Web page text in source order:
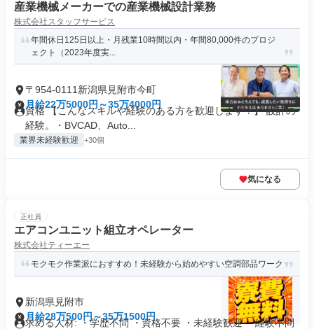
産業機械メーカーでの産業機械設計業務
株式会社スタッフサービス
年間休日125日以上・月残業10時間以内・年間80,000件のプロジ
ェクト（2023年度実...
〒954-0111新潟県見附市今町
月給22万5000円～35万4000円
資格 【こんなスキルや経験のある方を歓迎します！】 設計の
経験。・BVCAD、Auto...
業界未経験歓迎 +30個
気になる
正社員
エアコンユニット組立オペレーター
株式会社ティーエー
モクモク作業派におすすめ！未経験から始めやすい空調部品ワーク
新潟県見附市
月給28万500円～35万1500円
求める人材: ・学歴不問 ・資格不要 ・未経験歓迎 ・経験不問